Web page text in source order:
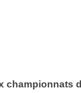
championnats